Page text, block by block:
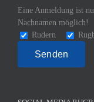
Eine Anmeldung ist
Nachnamen möglich!
Rudern